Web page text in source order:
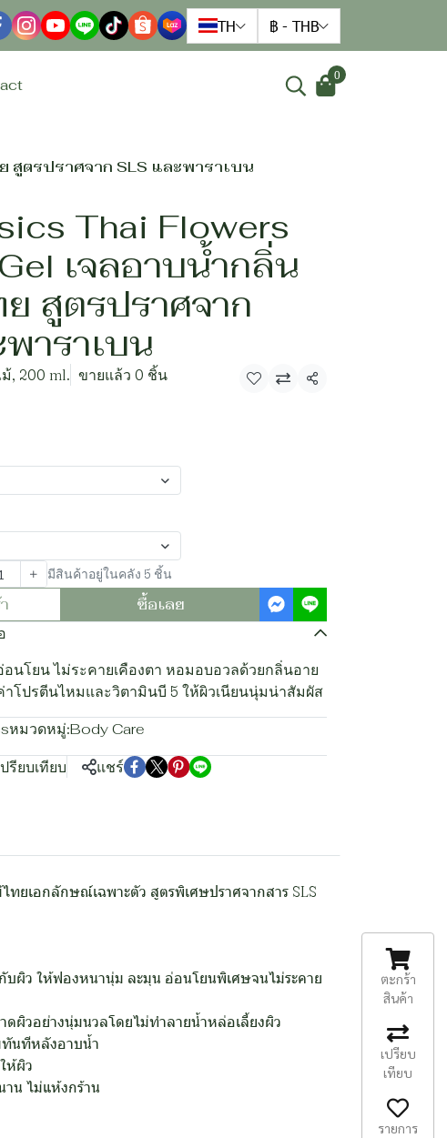
TH ฿ - THB
0
สูตรปราศจาก SLS และพาราเบน
Thai Flowers
เจลอาบน้ำกลิ่น
สูตรปราศจาก
าราเบน
, 200 ml. ขายแล้ว 0 ชิ้น
แชร์
มีสินค้าอยู่ในคลัง 5 ชิ้น
ซื้อเลย
อนโยน ไม่ระคายเคืองตา หอมอบอวลด้วยกลิ่นอาย
โปรตีนไหมและวิตามินบี 5 ให้ผิวเนียนนุ่มน่าสัมผัส
หมวดหมู่:Body Care
ปรียบเทียบ แชร์
ยเอกลักษณ์เฉพาะตัว สูตรพิเศษปราศจากสาร SLS
ผิว ให้ฟองหนานุ่ม ละมุน อ่อนโยนพิเศษจนไม่ระคาย
ดผิวอย่างนุ่มนวลโดยไม่ทำลายน้ำหล่อเลี้ยงผิว
ทันทีหลังอาบน้ำ
ห้ผิว
น ไม่แห้งกร้าน
ตะกร้า
สินค้า
เปรียบ
เทียบ
รายการ